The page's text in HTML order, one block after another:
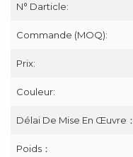
N° Darticle:
Commande (MOQ):
Prix:
Couleur:
Délai De Mise En Œuvre：
Poids：